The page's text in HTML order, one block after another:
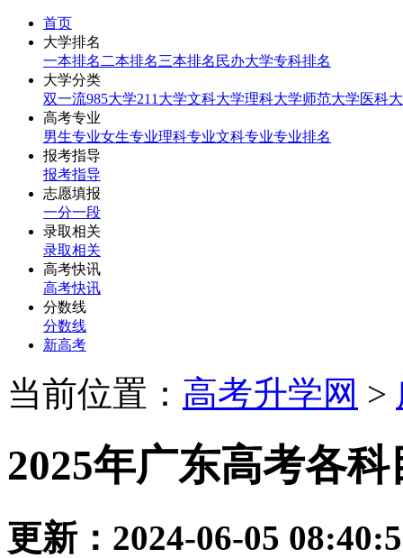
首页
大学排名
一本排名 二本排名三本排名 民办大学专科排名
大学分类
双一流985大学211大学文科大学理科大学师范大学医科
高考专业
男生专业女生专业理科专业文科专业专业排名
报考指导
报考指导
志愿填报
一分一段
录取相关
录取相关
高考快讯
高考快讯
分数线
分数线
新高考
当前位置： 高考升学网 >
2025年广东高考各
更新：2024-06-05